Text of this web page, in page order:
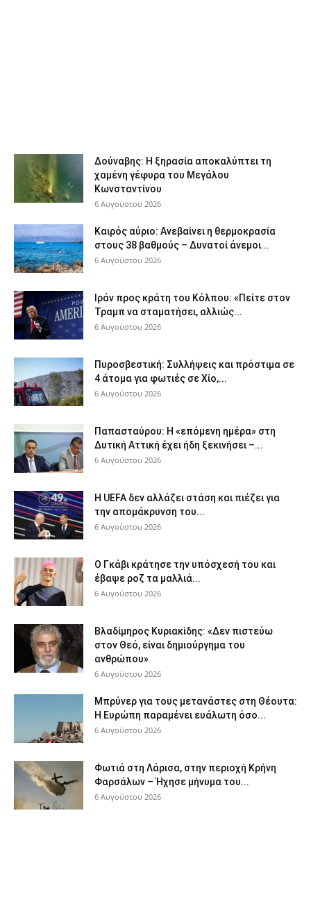
Δούναβης: Η ξηρασία αποκαλύπτει τη
χαμένη γέφυρα του Μεγάλου
Κωνσταντίνου
6 Αυγούστου 2026
Καιρός αύριο: Ανεβαίνει η θερμοκρασία
στους 38 βαθμούς – Δυνατοί άνεμοι...
6 Αυγούστου 2026
Ιράν προς κράτη του Κόλπου: «Πείτε στον
Τραμπ να σταματήσει, αλλιώς...
6 Αυγούστου 2026
Πυροσβεστική: Συλλήψεις και πρόστιμα σε
4 άτομα για φωτιές σε Χίο,...
6 Αυγούστου 2026
Παπασταύρου: Η «επόμενη ημέρα» στη
Δυτική Αττική έχει ήδη ξεκινήσει –...
6 Αυγούστου 2026
Η UEFA δεν αλλάζει στάση και πιέζει για
την απομάκρυνση του...
6 Αυγούστου 2026
Ο Γκάβι κράτησε την υπόσχεσή του και
έβαψε ροζ τα μαλλιά...
6 Αυγούστου 2026
Βλαδίμηρος Κυριακίδης: «Δεν πιστεύω
στον Θεό, είναι δημιούργημα του
ανθρώπου»
6 Αυγούστου 2026
Μπρύνερ για τους μετανάστες στη Θέουτα:
Η Ευρώπη παραμένει ευάλωτη όσο...
6 Αυγούστου 2026
Φωτιά στη Λάρισα, στην περιοχή Κρήνη
Φαρσάλων – Ήχησε μήνυμα του...
6 Αυγούστου 2026